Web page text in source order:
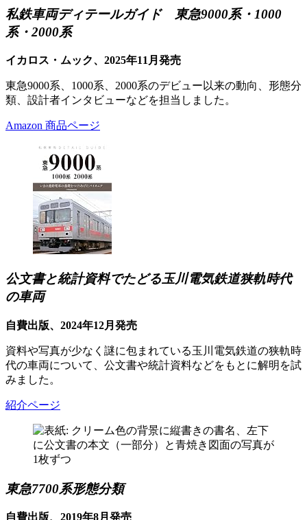
私鉄車両ディテールガイド 東急9000系・1000
系・2000系
イカロス・ムック、2025年11月発売
東急9000系、1000系、2000系のデビュー以来の動向、形態分
類、設計者インタビューなどを担当しました。
Amazon 商品ページ
公文書と統計資料でたどる玉川電気鉄道狭軌時代
の車両
自費出版、2024年12月発売
資料や写真が少なく謎に包まれている玉川電気鉄道の狭軌時
代の車両について、公文書や統計資料などをもとに解明を試
みました。
紹介ページ
東急7700系形態分類
自費出版、2019年8月発売